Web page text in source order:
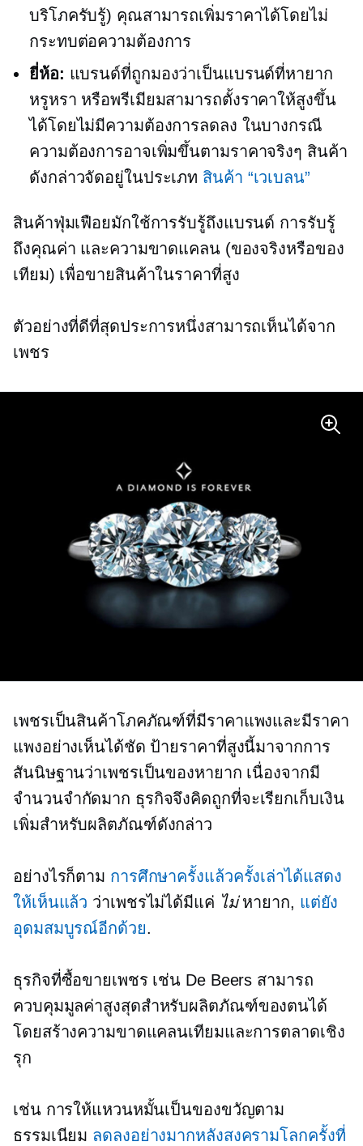
บริโภครับรู้) คุณสามารถเพิ่มราคาได้โดยไม่
กระทบต่อความต้องการ
ยี่ห้อ: แบรนด์ที่ถูกมองว่าเป็นแบรนด์ที่หายาก
หรูหรา หรือพรีเมียมสามารถตั้งราคาให้สูงขึ้น
ได้โดยไม่มีความต้องการลดลง ในบางกรณี
ความต้องการอาจเพิ่มขึ้นตามราคาจริงๆ สินค้า
ดังกล่าวจัดอยู่ในประเภท สินค้า “เวเบลน”
สินค้าฟุ่มเฟือยมักใช้การรับรู้ถึงแบรนด์ การรับรู้
ถึงคุณค่า และความขาดแคลน (ของจริงหรือของ
เทียม) เพื่อขายสินค้าในราคาที่สูง
ตัวอย่างที่ดีที่สุดประการหนึ่งสามารถเห็นได้จาก
เพชร
เพชรเป็นสินค้าโภคภัณฑ์ที่มีราคาแพงและมีราคา
แพงอย่างเห็นได้ชัด ป้ายราคาที่สูงนี้มาจากการ
สันนิษฐานว่าเพชรเป็นของหายาก เนื่องจากมี
จำนวนจำกัดมาก ธุรกิจจึงคิดถูกที่จะเรียกเก็บเงิน
เพิ่มสำหรับผลิตภัณฑ์ดังกล่าว
อย่างไรก็ตาม การศึกษาครั้งแล้วครั้งเล่าได้แสดง
ให้เห็นแล้ว ว่าเพชรไม่ได้มีแค่ ไม่หายาก, แต่ยัง
อุดมสมบูรณ์อีกด้วย.
ธุรกิจที่ซื้อขายเพชร เช่น De Beers สามารถ
ควบคุมมูลค่าสูงสุดสำหรับผลิตภัณฑ์ของตนได้
โดยสร้างความขาดแคลนเทียมและการตลาดเชิง
รุก
เช่น การให้แหวนหมั้นเป็นของขวัญตาม
ธรรมเนียม ลดลงอย่างมากหลังสงครามโลกครั้งที่